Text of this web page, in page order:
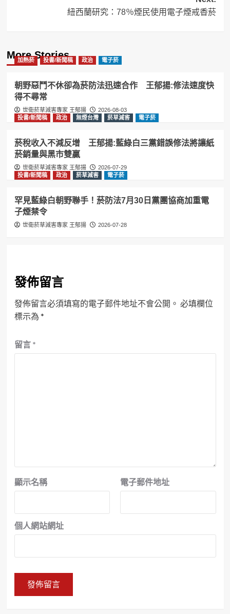
紐西蘭研究：78％煙民使用電子煙戒香菸
More Stories
加熱菸 投書/新聞稿 政治 電子菸
朝野惡鬥不休卻為菸防法迅速合作 王郁揚:修法速度快
得不尋常
世衛菸草減害專家 王郁揚
2026-08-03
投書/新聞稿
政治 無煙台灣 菸草減害 電子菸
菸稅收入不減反增 王郁揚:藍綠白三黨錯誤修法將讓紙
菸銷量與黑市雙贏
世衛菸草減害專家 王郁揚
2026-07-29
投書/新聞稿
政治 菸草減害 電子菸
罕見藍綠白朝野聯手！菸防法7月30日黨團協商加重電
子煙禁令
世衛菸草減害專家 王郁揚 2026-07-28
發佈留言
發佈留言必須填寫的電子郵件地址不會公開。 必填欄位
標示為 *
留言 *
顯示名稱 電子郵件地址
個人網站網址